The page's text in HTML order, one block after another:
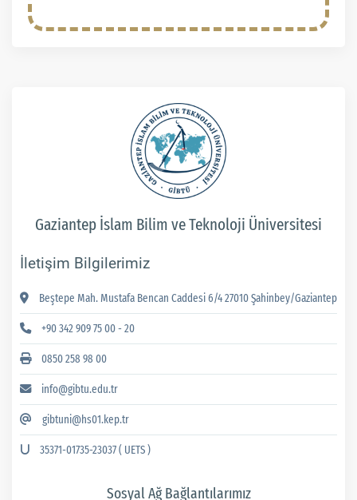
Gaziantep İslam Bilim ve Teknoloji Üniversitesi
İletişim Bilgilerimiz
Beştepe Mah. Mustafa Bencan Caddesi 6/4 27010 Şahinbey/Gaziantep
+90 342 909 75 00 - 20
0850 258 98 00
info@gibtu.edu.tr
gibtuni@hs01.kep.tr
35371-01735-23037 ( UETS )
Sosyal Ağ Bağlantılarımız